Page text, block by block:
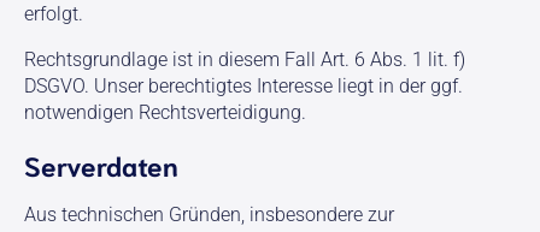
erfolgt.
Rechtsgrundlage ist in diesem Fall Art. 6 Abs. 1 lit. f)
DSGVO. Unser berechtigtes Interesse liegt in der ggf.
notwendigen Rechtsverteidigung.
Serverdaten
Aus technischen Gründen, insbesondere zur